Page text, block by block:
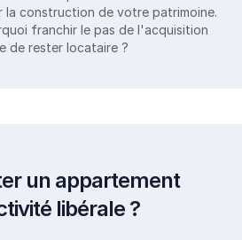
la construction de votre patrimoine.
franchir le pas de l'acquisition
de rester locataire ?
un appartement
libérale ?